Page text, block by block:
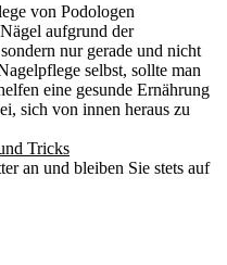
von Podologen
aufgrund der
nur gerade und nicht
selbst, sollte man
eine gesunde Ernährung
sich von innen heraus zu
Tricks
an und bleiben Sie stets auf